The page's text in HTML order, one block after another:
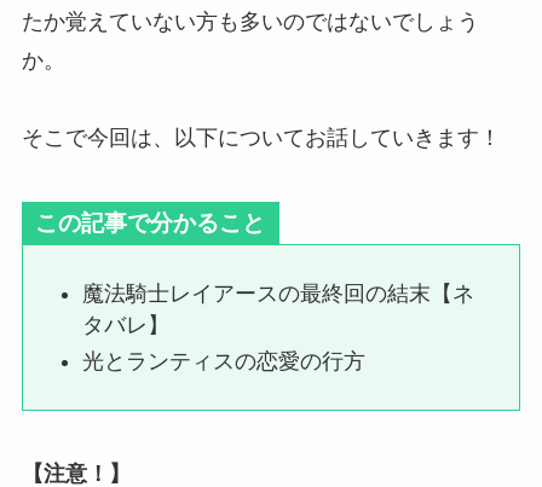
たか覚えていない方も多いのではないでしょう
か。
そこで今回は、以下についてお話していきます！
この記事で分かること
魔法騎士レイアースの最終回の結末【ネ
タバレ】
光とランティスの恋愛の行方
【注意！】